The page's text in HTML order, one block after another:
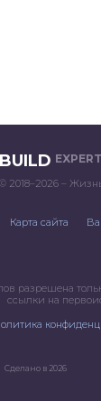
BUILD
© 2018–2026 –
Карта сайта
разрешена
ссылки на
Сделано в 2026